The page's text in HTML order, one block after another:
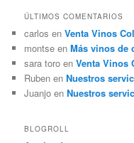
ÚLTIMOS COMENTARIOS
carlos enVenta Vinos
montse enMás vinos de
sara toro enVenta Vinos
Ruben enNuestros
Juanjo enNuestros
BLOGROLL